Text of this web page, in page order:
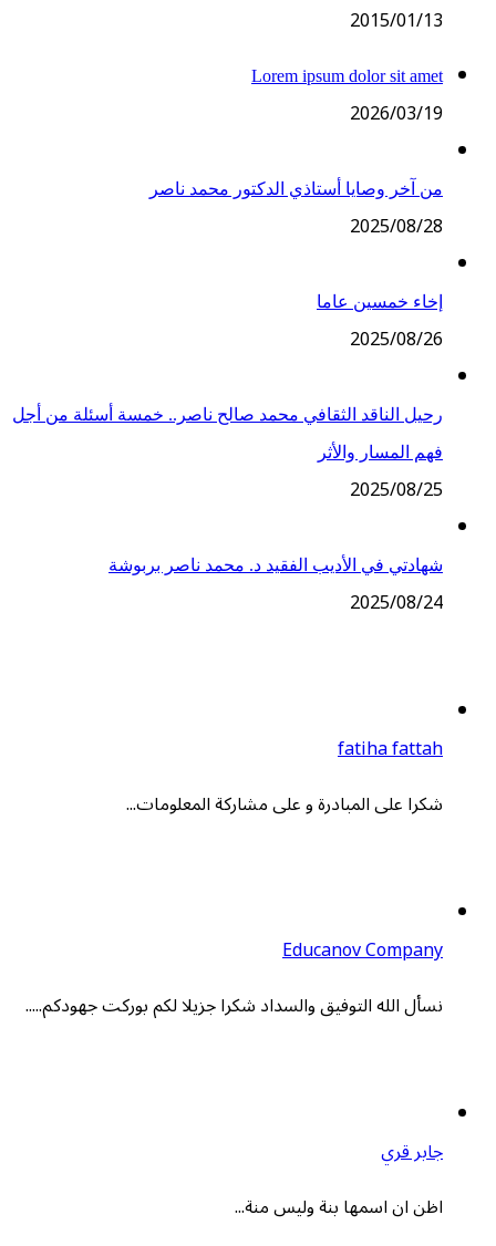
2015/01/13
Lorem ipsum dolor sit amet
2026/03/19
من آخر وصايا أستاذي الدكتور محمد ناصر
2025/08/28
إخاء خمسين عاما
2025/08/26
رحيل الناقد الثقافي محمد صالح ناصر.. خمسة أسئلة من أجل
فهم المسار والأثر
2025/08/25
شهادتي في الأديب الفقيد د. محمد ناصر بربوشة
2025/08/24
fatiha fattah
شكرا على المبادرة و على مشاركة المعلومات...
Educanov Company
نسأل الله التوفيق والسداد شكرا جزيلا لكم بوركت جهودكم.....
جابر قري
اظن ان اسمها بنة وليس منة...